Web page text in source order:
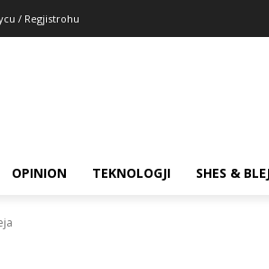
/ Regjistrohu
OPINION TEKNOLOGJI SHES &